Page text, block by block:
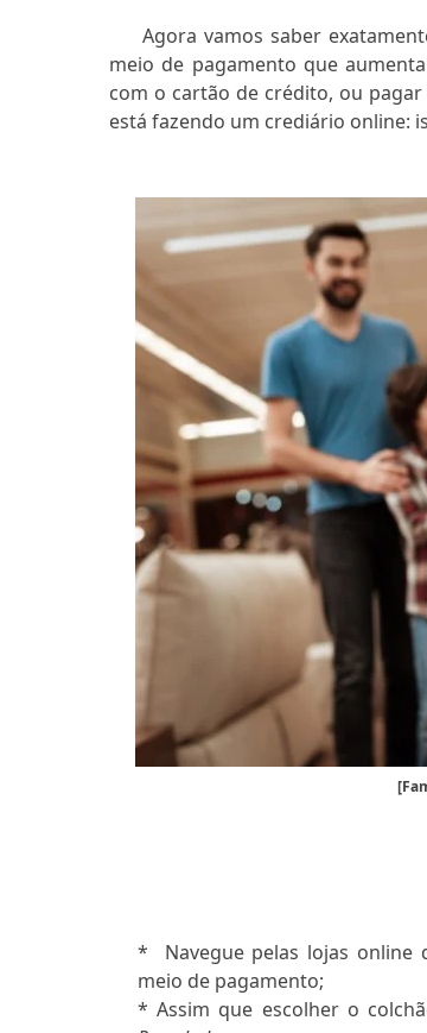
Agora vamos saber
meio de pagamento que
com o cartão de crédito, ou
está fazendo um crediário online:
*
Navegue pelas lojas
meio de pagamento;
* Assim que escolher o